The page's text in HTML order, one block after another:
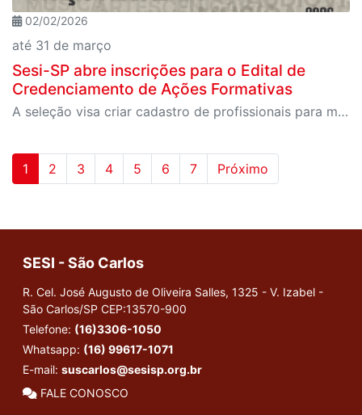
02/02/2026
até 31 de março
Sesi-SP abre inscrições para o Edital de
Credenciamento de Ações Formativas
A seleção visa criar cadastro de profissionais para ministrar oficinas, palestras, workshops e outras atividades formativas em unidades do Sesi-SP em todo o estado
1 2 3 4 5 6 7 Próximo
SESI - São Carlos
R. Cel. José Augusto de Oliveira Salles, 1325 - V. Izabel -
São Carlos/SP CEP:13570-900
Telefone: (16)3306-1050
Whatsapp: (16) 99617-1071
E-mail: suscarlos@sesisp.org.br
FALE CONOSCO